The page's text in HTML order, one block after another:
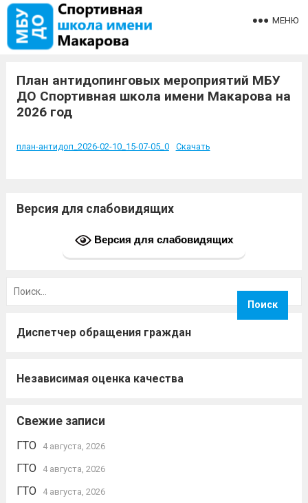
МЕНЮ
План антидопинговых мероприятий МБУ
ДО Спортивная школа имени Макарова на
2026 год
план-антидоп_2026-02-10_15-07-05_0 Скачать
Версия для слабовидящих
Версия для слабовидящих
Диспетчер обращения граждан
Независимая оценка качества
Свежие записи
ГТО 4 августа, 2026
ГТО 4 августа, 2026
ГТО 4 августа, 2026